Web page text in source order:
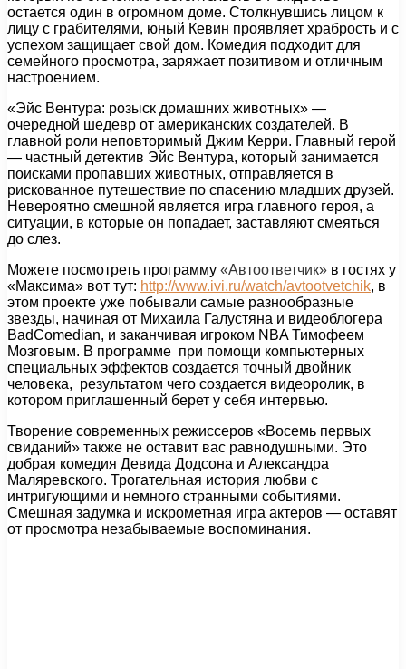
остается один в огромном доме. Столкнувшись лицом к
лицу с грабителями, юный Кевин проявляет храбрость и с
успехом защищает свой дом. Комедия подходит для
семейного просмотра, заряжает позитивом и отличным
настроением.
«Эйс Вентура: розыск домашних животных» —
очередной шедевр от американских создателей. В
главной роли неповторимый Джим Керри. Главный герой
— частный детектив Эйс Вентура, который занимается
поисками пропавших животных, отправляется в
рискованное путешествие по спасению младших друзей.
Невероятно смешной является игра главного героя, а
ситуации, в которые он попадает, заставляют смеяться
до слез.
Можете посмотреть программу «Автоответчик» в гостях у
«Максима» вот тут: http://www.ivi.ru/watch/avtootvetchik, в
этом проекте уже побывали самые разнообразные
звезды, начиная от Михаила Галустяна и видеоблогера
BadComedian, и заканчивая игроком NBA Тимофеем
Мозговым. В программе при помощи компьютерных
специальных эффектов создается точный двойник
человека, результатом чего создается видеоролик, в
котором приглашенный берет у себя интервью.
Творение современных режиссеров «Восемь первых
свиданий» также не оставит вас равнодушными. Это
добрая комедия Девида Додсона и Александра
Маляревского. Трогательная история любви с
интригующими и немного странными событиями.
Смешная задумка и искрометная игра актеров — оставят
от просмотра незабываемые воспоминания.